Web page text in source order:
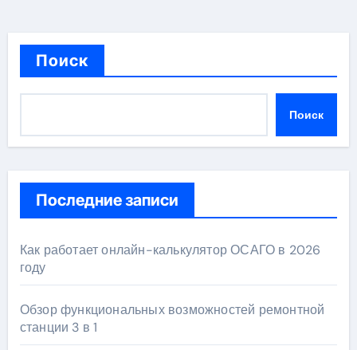
Поиск
Поиск
Последние записи
Как работает онлайн-калькулятор ОСАГО в 2026
году
Обзор функциональных возможностей ремонтной
станции 3 в 1